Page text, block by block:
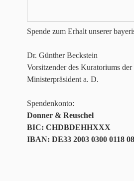
Spende zum Erhalt unserer
Dr. Günther Beckstein
Vorsitzender des Kuratoriums
Ministerpräsident a. D.
Spendenkonto:
Donner & Reuschel
BIC: CHDBDEHHXXX
IBAN: DE33 2003 0300 0118